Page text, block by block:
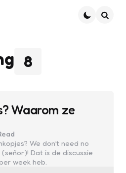
8
Waarom ze
We don’t need no
Dat is de discussie
week heb.